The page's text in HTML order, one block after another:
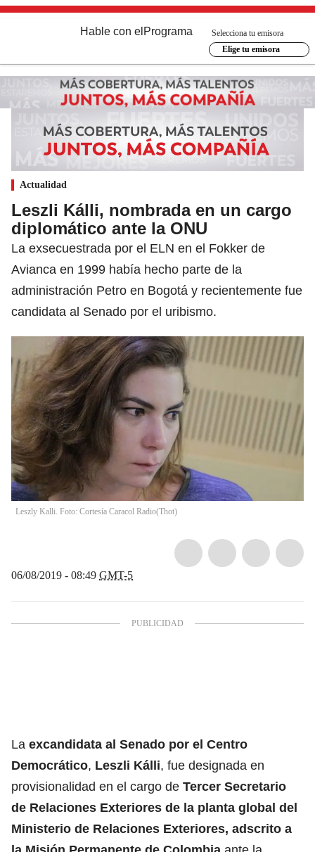
Hable con el Programa
Selecciona tu emisora
Elige tu emisora
Actualidad
Leszli Kálli, nombrada en un cargo
diplomático ante la ONU
La exsecuestrada por el ELN en el Fokker de
Avianca en 1999 había hecho parte de la
administración Petro en Bogotá y recientemente fue
candidata al Senado por el uribismo.
Leszly Kalli. Foto: Cortesía Caracol Radio(Thot)
06/08/2019 - 08:49 GMT-5
La excandidata al Senado por el Centro
Democrático, Leszli Kálli, fue designada en
provisionalidad en el cargo de Tercer Secretario
de Relaciones Exteriores de la planta global del
Ministerio de Relaciones Exteriores, adscrito a